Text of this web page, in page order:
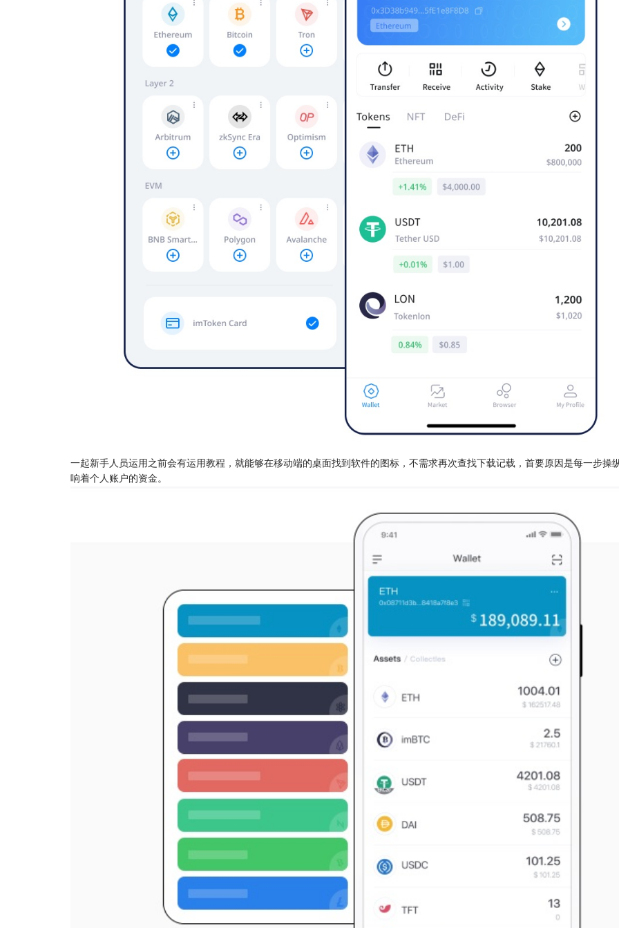
一起新手人员运用之前会有运用教程，就能够在移动端的桌面找到软件的图标，不需求再次查找下载记载，首要原因是每一步操
响着个人账户的资金。